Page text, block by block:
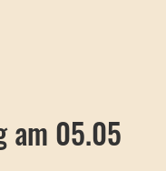
am 05.05